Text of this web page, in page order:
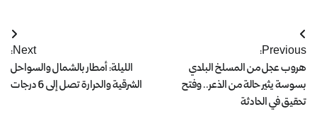
Previous:
هروب عجل من المسلخ البلدي
بسوسة يثير حالة من الذعر.. وفتح
تحقيق في الحادثة
Next:
الليلة: أمطار بالشمال والسواحل
الشرقية والحرارة تصل إلى 6 درجات